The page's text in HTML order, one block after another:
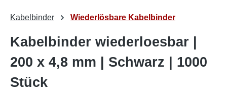
Kabelbinder Wiederlösbare Kabelbinder
Kabelbinder wiederloesbar |
200 x 4,8 mm | Schwarz | 1000
Stück